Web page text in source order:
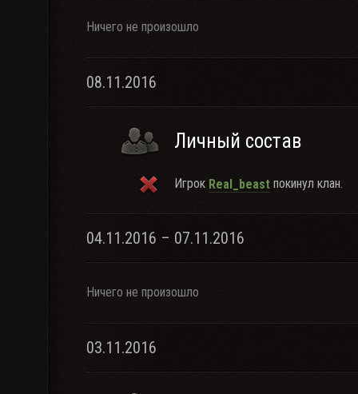
Ничего не произошло
08.11.2016
Личный состав
Игрок Real_beast покинул клан.
04.11.2016 – 07.11.2016
Ничего не произошло
03.11.2016